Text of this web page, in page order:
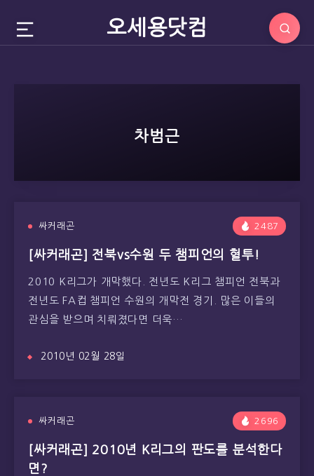
오세용닷컴
차범근
싸커래곤 2487
[싸커래곤] 전북vs수원 두 챔피언의 혈투!
2010 K리그가 개막했다. 전년도 K리그 챔피언 전북과
전년도 FA컵 챔피언 수원의 개막전 경기. 많은 이들의
관심을 받으며 치뤄졌다면 더욱…
2010년 02월 28일
싸커래곤 2696
[싸커래곤] 2010년 K리그의 판도를 분석한다
면?